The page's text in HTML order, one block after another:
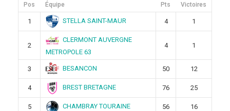
Pos Équipe Pts Victoires
1 STELLA SAINT-MAUR 4 1
2
CLERMONT AUVERGNE
METROPOLE 63
4 1
3 BESANCON 50 12
4 BREST BRETAGNE 76 25
5 CHAMBRAY TOURAINE 56 16